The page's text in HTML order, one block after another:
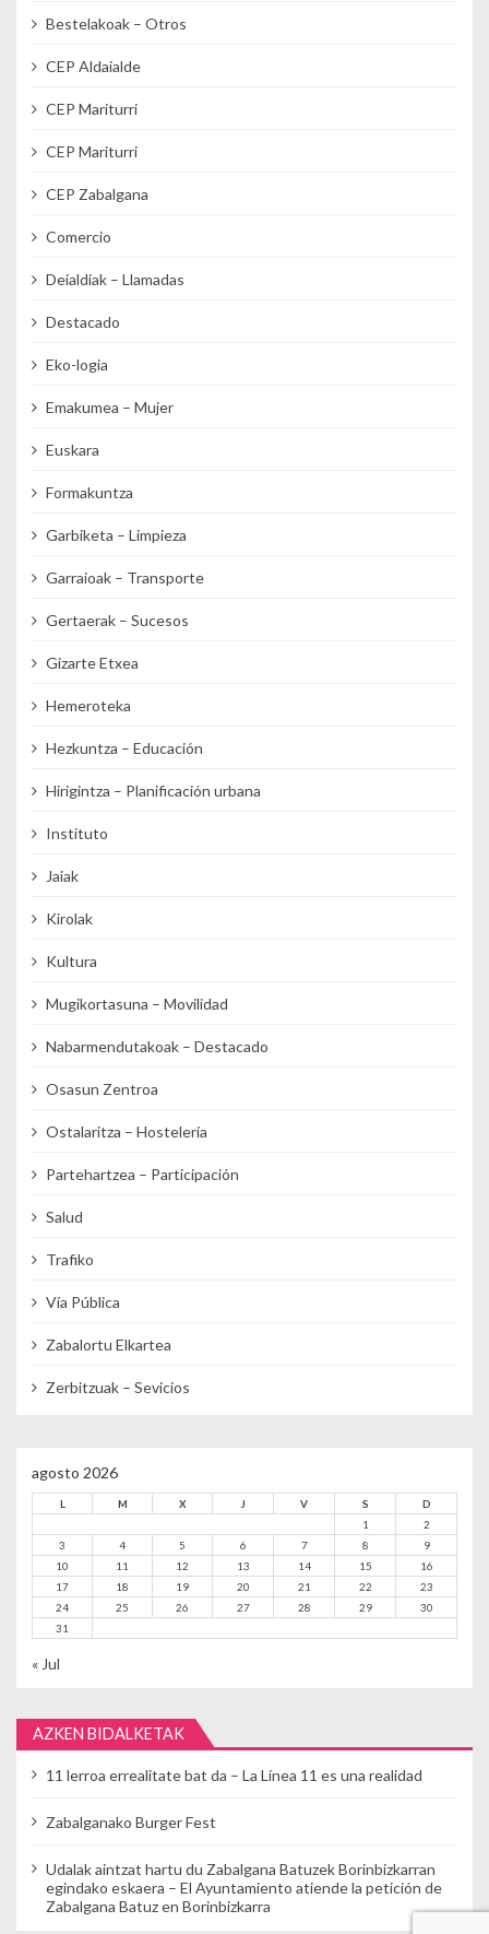
Bestelakoak – Otros
CEP Aldaialde
CEP Mariturri
CEP Mariturri
CEP Zabalgana
Comercio
Deialdiak – Llamadas
Destacado
Eko-logia
Emakumea – Mujer
Euskara
Formakuntza
Garbiketa – Limpieza
Garraioak – Transporte
Gertaerak – Sucesos
Gizarte Etxea
Hemeroteka
Hezkuntza – Educación
Hirigintza – Planificación urbana
Instituto
Jaiak
Kirolak
Kultura
Mugikortasuna – Movilidad
Nabarmendutakoak – Destacado
Osasun Zentroa
Ostalaritza – Hostelería
Partehartzea – Participación
Salud
Trafiko
Vía Pública
Zabalortu Elkartea
Zerbitzuak – Sevicios
agosto 2026
L M X J V S
D
1
2
3
4 5 6 7 8
9
10
11 12 13 14 15
16
17
18 19 20 21 22
23
24
25 26 27 28 29
30
31
« Jul
AZKEN BIDALKETAK
11 lerroa errealitate bat da – La Línea 11 es una realidad
Zabalganako Burger Fest
Udalak aintzat hartu du Zabalgana Batuzek Borinbizkarran
egindako eskaera – El Ayuntamiento atiende la petición de
Zabalgana Batuz en Borinbizkarra